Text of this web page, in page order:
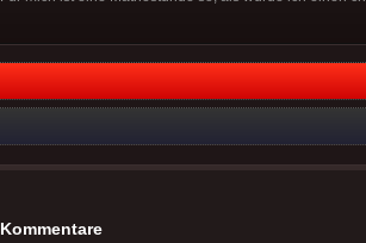
Kommentare